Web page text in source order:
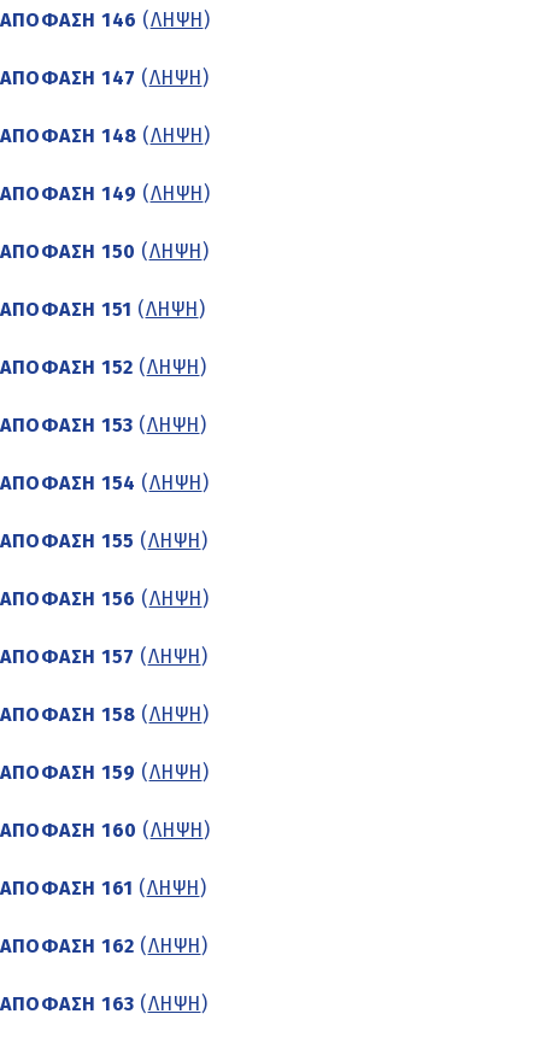
ΑΠΟΦΑΣΗ 146 (ΛΗΨΗ )
ΑΠΟΦΑΣΗ 147 (ΛΗΨΗ )
ΑΠΟΦΑΣΗ 148 (ΛΗΨΗ )
ΑΠΟΦΑΣΗ 149 (ΛΗΨΗ )
ΑΠΟΦΑΣΗ 150 (ΛΗΨΗ )
ΑΠΟΦΑΣΗ 151 (ΛΗΨΗ )
ΑΠΟΦΑΣΗ 152 (ΛΗΨΗ )
ΑΠΟΦΑΣΗ 153 (ΛΗΨΗ )
ΑΠΟΦΑΣΗ 154 (ΛΗΨΗ )
ΑΠΟΦΑΣΗ 155 (ΛΗΨΗ )
ΑΠΟΦΑΣΗ 156 (ΛΗΨΗ )
ΑΠΟΦΑΣΗ 157 (ΛΗΨΗ )
ΑΠΟΦΑΣΗ 158 (ΛΗΨΗ )
ΑΠΟΦΑΣΗ 159 (ΛΗΨΗ )
ΑΠΟΦΑΣΗ 160 (ΛΗΨΗ )
ΑΠΟΦΑΣΗ 161 (ΛΗΨΗ )
ΑΠΟΦΑΣΗ 162 (ΛΗΨΗ )
ΑΠΟΦΑΣΗ 163 (ΛΗΨΗ )